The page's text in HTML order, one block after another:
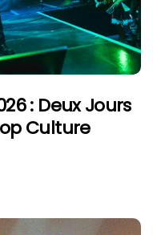
: Deux Jours
Culture